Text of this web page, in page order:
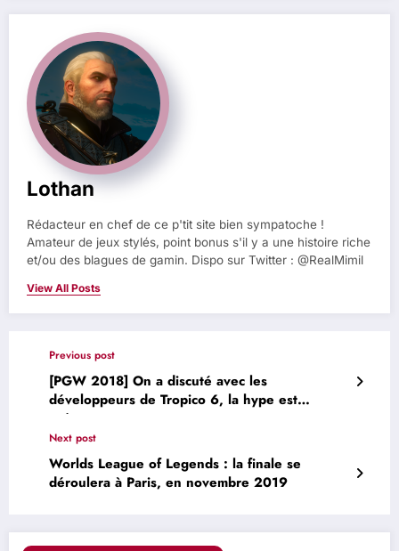
Lothan
Rédacteur en chef de ce p'tit site bien sympatoche !
Amateur de jeux stylés, point bonus s'il y a une histoire riche
et/ou des blagues de gamin. Dispo sur Twitter : @RealMimil
View All Posts
Previous post
[PGW 2018] On a discuté avec les
développeurs de Tropico 6, la hype est
présente
Next post
Worlds League of Legends : la finale se
déroulera à Paris, en novembre 2019